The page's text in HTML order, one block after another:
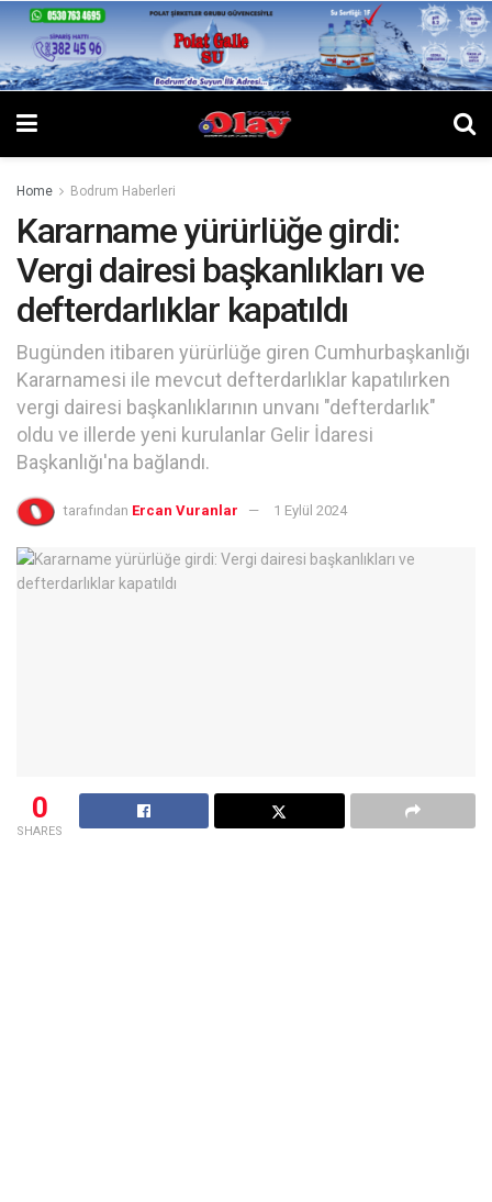
Home Bodrum Haberleri
Kararname yürürlüğe girdi:
Vergi dairesi başkanlıkları ve
defterdarlıklar kapatıldı
Bugünden itibaren yürürlüğe giren Cumhurbaşkanlığı
Kararnamesi ile mevcut defterdarlıklar kapatılırken
vergi dairesi başkanlıklarının unvanı "defterdarlık"
oldu ve illerde yeni kurulanlar Gelir İdaresi
Başkanlığı'na bağlandı.
tarafından Ercan Vuranlar 1 Eylül 2024
0
SHARES